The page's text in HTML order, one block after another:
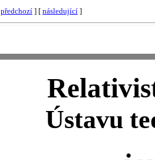
předchozí ] [ následující ]
Ústavu